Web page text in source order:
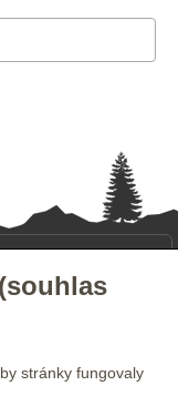
stránky fungovaly